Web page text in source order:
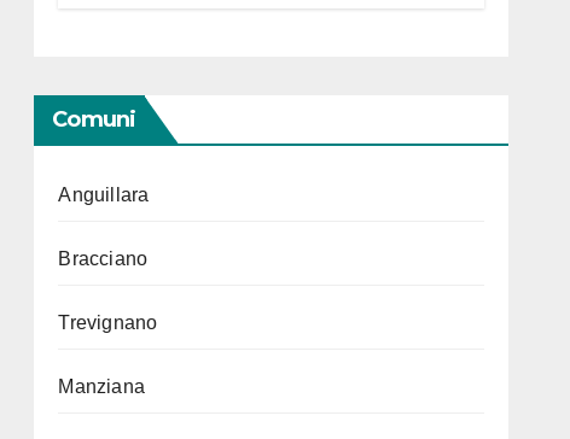
Comuni
Anguillara
Bracciano
Trevignano
Manziana